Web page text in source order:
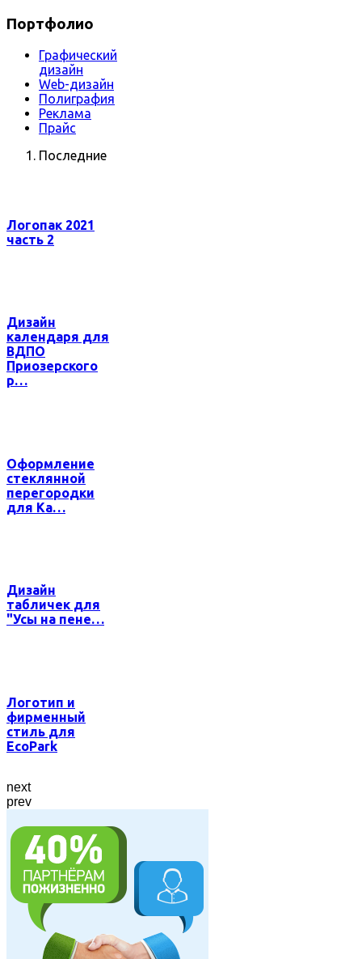
Портфолио
Графический
дизайн
Web-дизайн
Полиграфия
Реклама
Прайс
Последние
Логопак 2021
часть 2
Дизайн
календаря для
ВДПО
Приозерского
р…
Оформление
стеклянной
перегородки
для Ка…
Дизайн
табличек для
"Усы на пене…
Логотип и
фирменный
стиль для
EcoPark
next
prev